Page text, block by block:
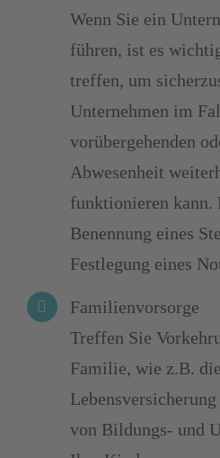
Wenn Sie ein
führen, ist es
treffen, um
Unternehmen im
vorübergehenden
Abwesenheit
funktionieren kann.
Benennung eines
Festlegung eines
Familienvorsorge
Treffen Sie
Familie, wie z.B.
von Bildungs- und